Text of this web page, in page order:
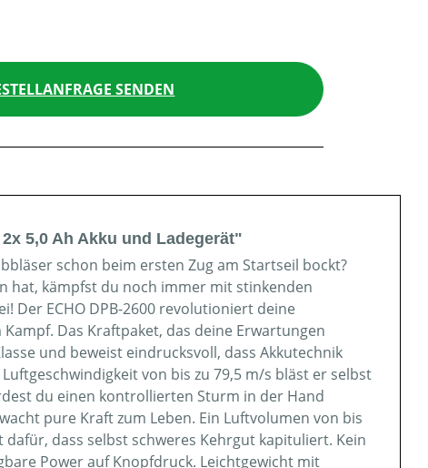
SENDEN
5,0 Ah Akku und Ladegerät"
schon beim ersten Zug am Startseil bockt?
hat, kämpfst du noch immer mit stinkenden
Der ECHO DPB-2600 revolutioniert deine
Das Kraftpaket, das deine Erwartungen
und beweist eindrucksvoll, dass Akkutechnik
von bis zu 79,5 m/s bläst er selbst
du einen kontrollierten Sturm in der Hand
pure Kraft zum Leben. Ein Luftvolumen von bis
dass selbst schweres Kehrgut kapituliert. Kein
Power auf Knopfdruck. Leichtgewicht mit